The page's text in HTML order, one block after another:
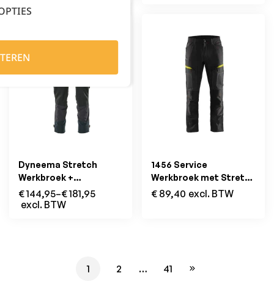
Dyneema Stretch
Werkbroek +
Afneembare
Holsterzakken Marine
€144,95–€181,95
excl. BTW
1456 Service
Werkbroek met Stretch
Zwart/Geel
€ 89,40 excl. BTW
1 2 … 41